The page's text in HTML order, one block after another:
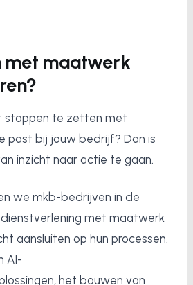
met maatwerk
stappen te zetten met
past bij jouw bedrijf? Dan is
inzicht naar actie te gaan.
we mkb-bedrijven in de
dienstverlening met maatwerk
aansluiten op hun processen.
AI-
het bouwen van